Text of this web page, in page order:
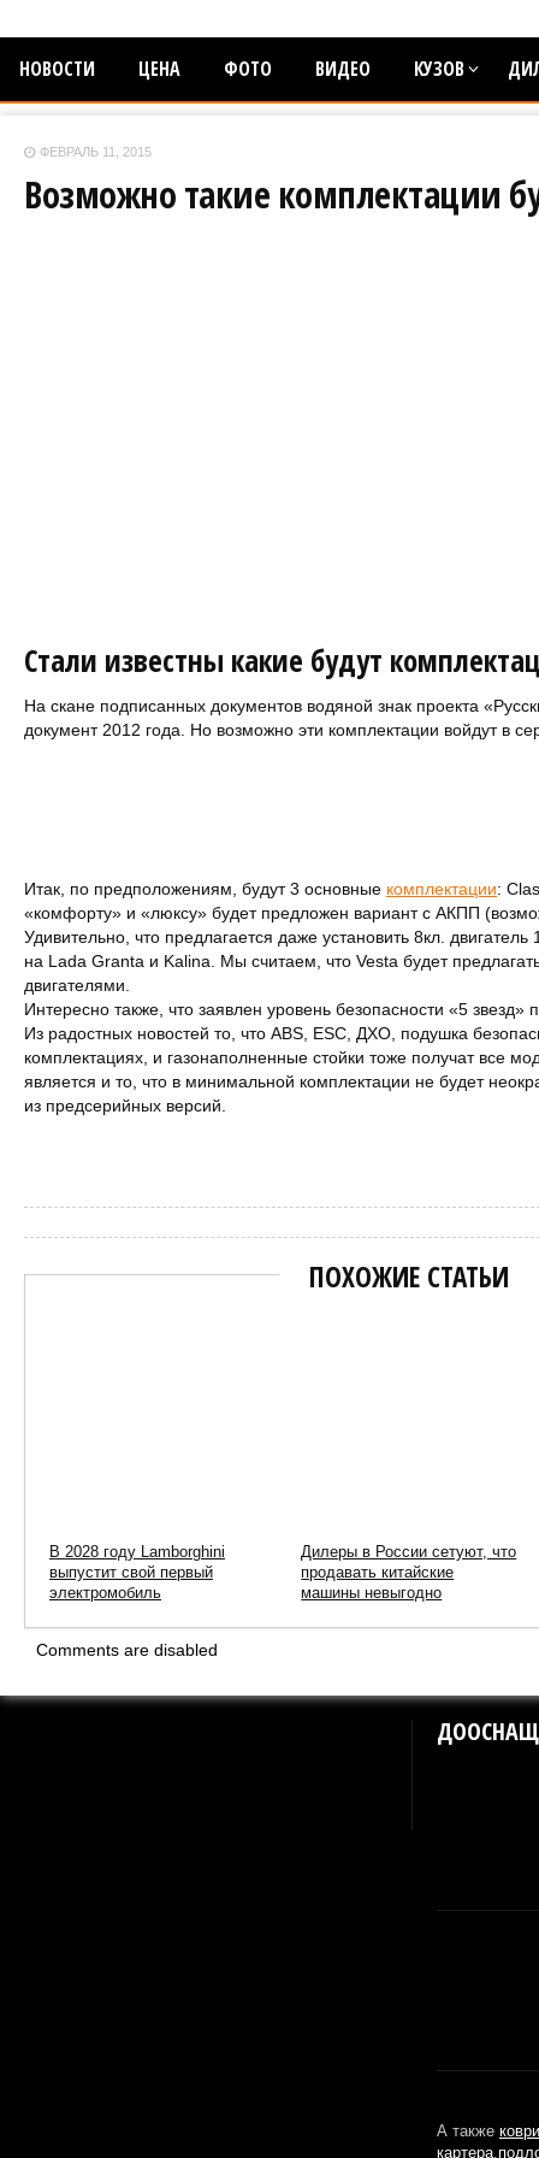
НОВОСТИ ЦЕНА ФОТО ВИДЕО КУЗОВ
ФЕВРАЛЬ 11, 2015
Возможно такие комплектации
Стали известны какие будут
На скане подписанных документов водяной знак проекта
документ 2012 года. Но возможно эти комплектации войдут в
Итак, по предположениям, будут 3 основные комплектации:
«комфорту» и «люксу» будет предложен вариант с АКПП
Удивительно, что предлагается даже установить 8кл.
на Lada Granta и Kalina. Мы считаем, что Vesta будет
двигателями.
Интересно также, что заявлен уровень безопасности «5 звезд»
Из радостных новостей то, что ABS, ESC, ДХО, подушка
комплектациях, и газонаполненные стойки тоже получат все
является и то, что в минимальной комплектации не будет
из предсерийных версий.
ПОХОЖИЕ СТАТЬИ
В 2028 году Lamborghini
выпустит свой первый
электромобиль
Дилеры в России сетуют, что
продавать китайские
машины невыгодно
Comments are disabled
А также
картера,